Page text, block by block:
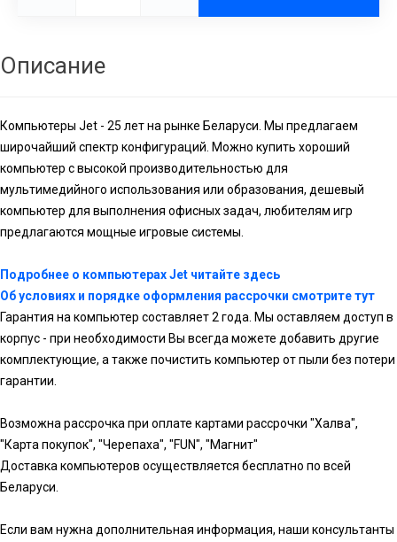
Описание
Компьютеры Jet - 25 лет на рынке Беларуси. Мы предлагаем
широчайший спектр конфигураций. Можно купить хороший
компьютер с высокой производительностью для
мультимедийного использования или образования, дешевый
компьютер для выполнения офисных задач, любителям игр
предлагаются мощные игровые системы.
Подробнее о компьютерах Jet читайте здесь
Об условиях и порядке оформления рассрочки смотрите тут
Гарантия на компьютер составляет 2 года. Мы оставляем доступ в
корпус - при необходимости Вы всегда можете добавить другие
комплектующие, а также почистить компьютер от пыли без потери
гарантии.
Возможна рассрочка при оплате картами рассрочки "Халва",
"Карта покупок", "Черепаха", "FUN", "Магнит"
Доставка компьютеров осуществляется бесплатно по всей
Беларуси.
Если вам нужна дополнительная информация, наши консультанты